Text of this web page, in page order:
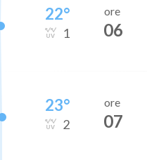
22°
1
ore
06
23°
2
ore
07